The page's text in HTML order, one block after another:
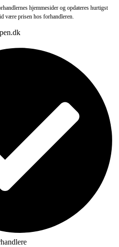
hjemmesider og opdateres hurtigst
være prisen hos forhandleren.